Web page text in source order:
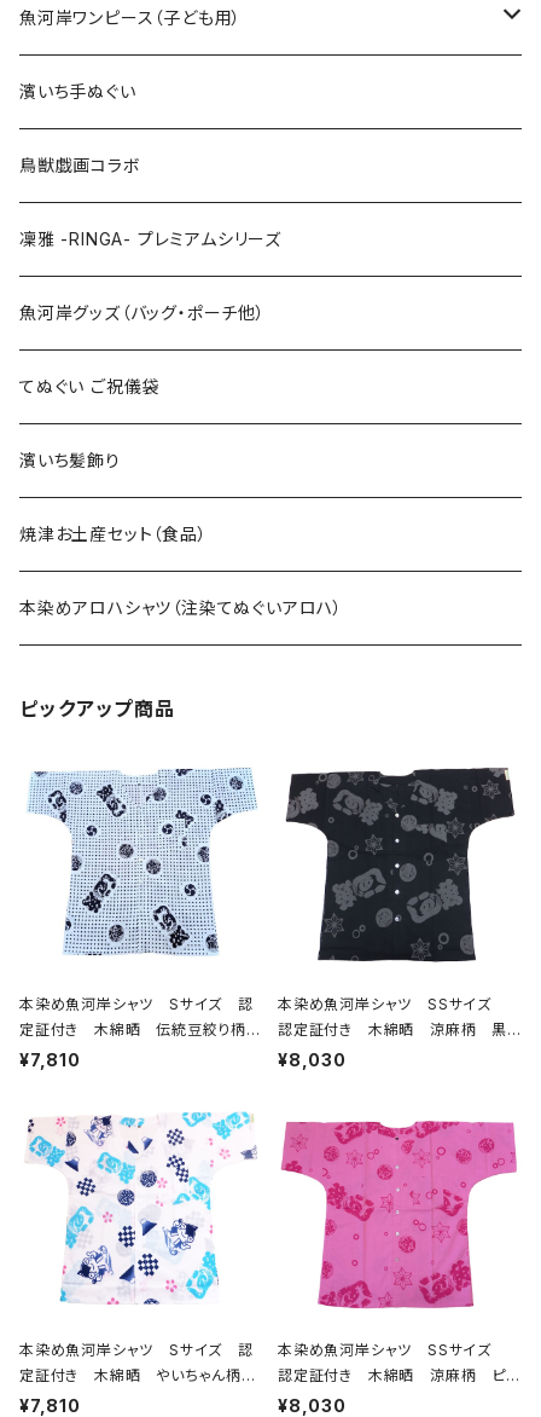
Mサイズ
Lサイズ
LLサイズ
特大3Lサイズ
100cm
110cm
120cm
130cm
上下セット
魚河岸ワンピース（子ども用）
100cm
120cm
濱いち手ぬぐい
鳥獣戯画コラボ
凜雅 -RINGA- プレミアムシリーズ
魚河岸グッズ（バッグ・ポーチ他）
てぬぐい ご祝儀袋
濱いち髪飾り
焼津お土産セット（食品）
本染めアロハシャツ（注染てぬぐいアロハ）
ピックアップ商品
本染め魚河岸シャツ Sサイズ 認
定証付き 木綿晒 伝統豆絞り柄
巴紋 白×紺 日本製 注染そめ
津 浜通り 港町 祭り
¥7,810
本染め魚河岸シャツ SSサイズ
認定証付き 木綿晒 涼麻柄 黒×
グレー 日本製 注染そめ 浴衣生
り 港町
¥8,030
本染め魚河岸シャツ Sサイズ 認
定証付き 木綿晒 やいちゃん柄
白 桜 富士山 市松模様 日本
¥7,810
本染め魚河岸シャツ SSサイズ
認定証付き 木綿晒 涼麻柄 ピン
ク×チェリーピンク 日本製 注染
¥8,030